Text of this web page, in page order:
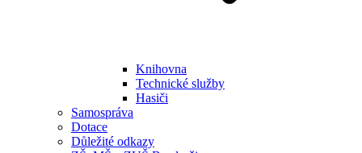
Knihovna
Technické služby
Hasiči
Samospráva
Dotace
Důležité odkazy